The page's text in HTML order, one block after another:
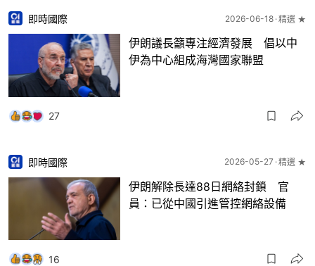
即時國際 2026-06-18 精選 ★
伊朗議長籲專注經濟發展 倡以中
伊為中心組成海灣國家聯盟
27
即時國際 2026-05-27 精選 ★
伊朗解除長達88日網絡封鎖 官
員：已從中國引進管控網絡設備
16